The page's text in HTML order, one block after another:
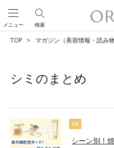
検索
メニュー
TOP マガジン（美容情報・読み物
シミのまとめ
UV
シーン別！